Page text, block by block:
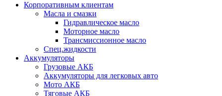
Корпоративным клиентам
Масла и смазки
Гидравлическое масло
Моторное масло
Трансмиссионное масло
Спец.жидкости
Аккумуляторы
Грузовые АКБ
Аккумуляторы для легковых авто
Мото АКБ
Тяговые АКБ